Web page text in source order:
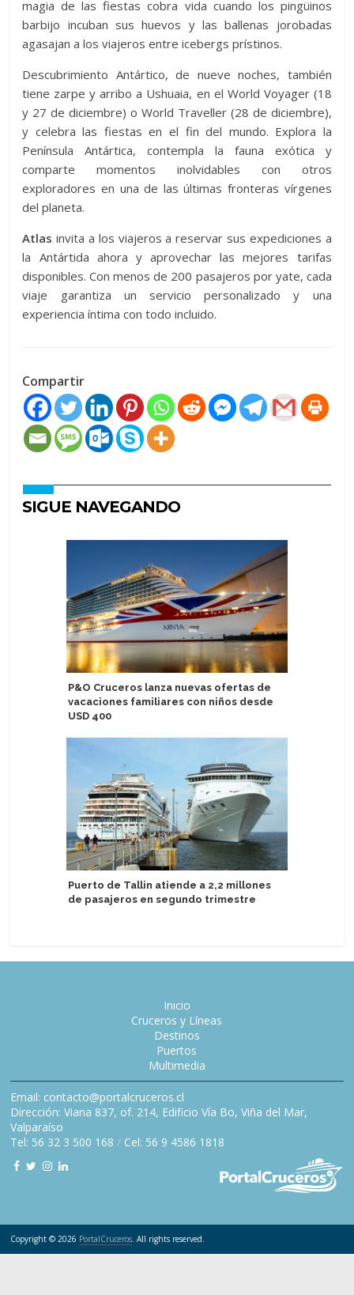
magia de las fiestas cobra vida cuando los pingüinos
barbijo incuban sus huevos y las ballenas jorobadas
agasajan a los viajeros entre icebergs prístinos.
Descubrimiento Antártico, de nueve noches, también
tiene zarpe y arribo a Ushuaia, en el World Voyager (18
y 27 de diciembre) o World Traveller (28 de diciembre),
y celebra las fiestas en el fin del mundo. Explora la
Península Antártica, contempla la fauna exótica y
comparte momentos inolvidables con otros
exploradores en una de las últimas fronteras vírgenes
del planeta.
Atlas invita a los viajeros a reservar sus expediciones a
la Antártida ahora y aprovechar las mejores tarifas
disponibles. Con menos de 200 pasajeros por yate, cada
viaje garantiza un servicio personalizado y una
experiencia íntima con todo incluido.
Compartir
SIGUE NAVEGANDO
P&O Cruceros lanza nuevas ofertas de
vacaciones familiares con niños desde
USD 400
Puerto de Tallin atiende a 2,2 millones
de pasajeros en segundo trimestre
Inicio
Cruceros y Líneas
Destinos
Puertos
Multimedia
Email: contacto@portalcruceros.cl
Dirección: Viana 837, of. 214, Edificio Vía Bo, Viña del Mar,
Valparaíso
Tel: 56 32 3 500 168 / Cel: 56 9 4586 1818
Copyright © 2026 PortalCruceros. All rights reserved.